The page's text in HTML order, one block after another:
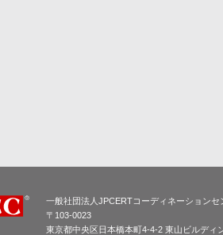
一般社団法人JPCERTコーディネーションセ
〒103-0023
東京都中央区日本橋本町4-4-2 東山ビルディ